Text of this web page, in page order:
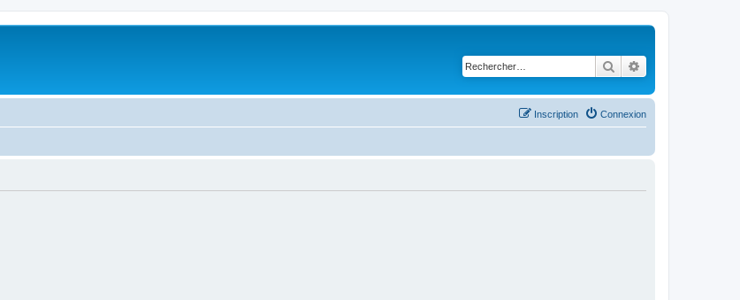
Rechercher
Connexion
Inscription